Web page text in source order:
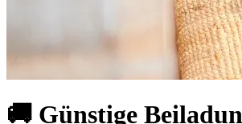
🚚 Günstige